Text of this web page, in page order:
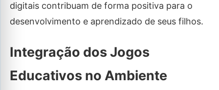
digitais contribuam de forma positiva para o
desenvolvimento e aprendizado de seus filhos.
Integração dos Jogos
Educativos no Ambiente